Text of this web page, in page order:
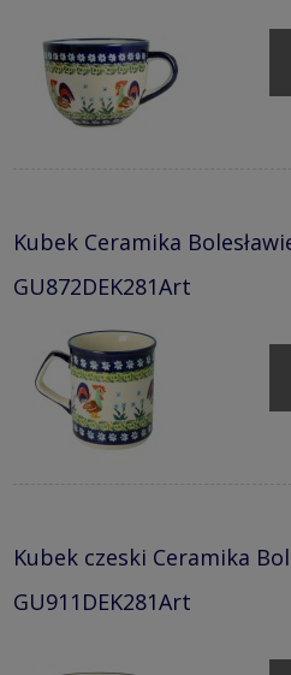
Kubek Ceramika
GU872DEK281Art
Kubek czeski Ceramika
GU911DEK281Art